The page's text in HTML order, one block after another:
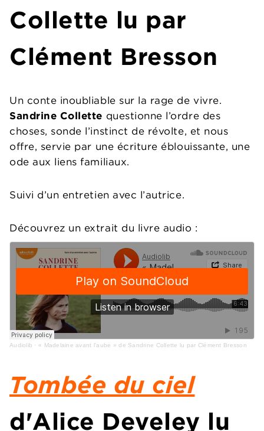
Collette lu par
Clément Bresson
Un conte inoubliable sur la rage de vivre.
Sandrine Collette questionne l’ordre des
choses, sonde l’instinct de révolte, et nous
offre, servie par une écriture éblouissante, une
ode aux liens familiaux.
Suivi d’un entretien avec l’autrice.
Découvrez un extrait du livre audio :
Audiolib · « Madelaine avant l'aube » de Sandrine Collette lu par Clément Bresson
Tombée du ciel
d'Alice Develey lu